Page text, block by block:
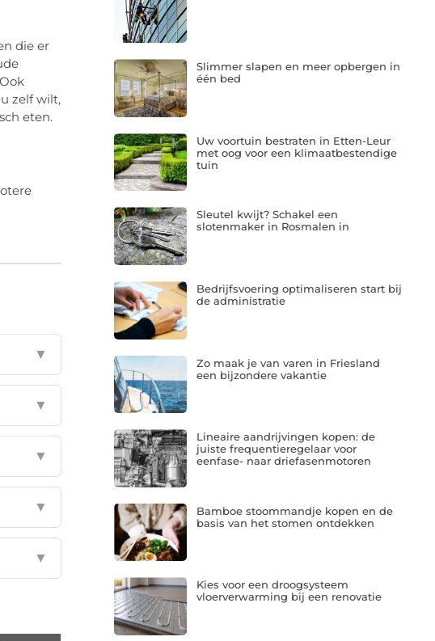
die er
zelf wilt,
eten.
▼
▼
▼
▼
▼
Slimmer slapen en meer opbergen in
één bed
Uw voortuin bestraten in Etten-Leur
met oog voor een klimaatbestendige
tuin
Sleutel kwijt? Schakel een
slotenmaker in Rosmalen in
Bedrijfsvoering optimaliseren start bij
de administratie
Zo maak je van varen in Friesland
een bijzondere vakantie
Lineaire aandrijvingen kopen: de
juiste frequentieregelaar voor
eenfase- naar driefasenmotoren
Bamboe stoommandje kopen en de
basis van het stomen ontdekken
Kies voor een droogsysteem
vloerverwarming bij een renovatie